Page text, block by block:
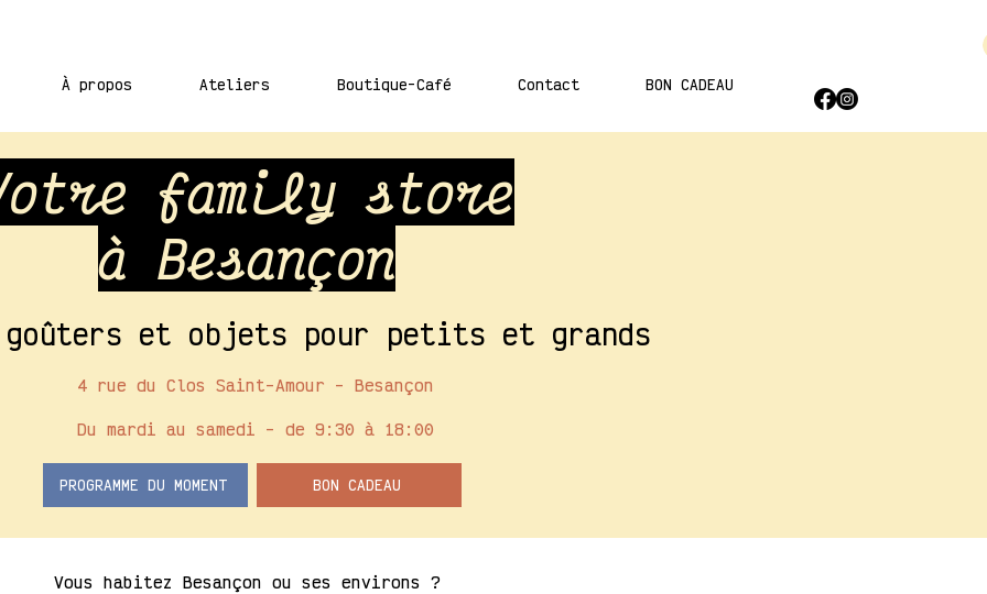
À propos Ateliers Boutique-Café Contact BON CADEAU
family store
à Besançon
et objets pour petits et grands
4 rue du Clos Saint-Amour - Besançon
Du mardi au samedi - de 9:30 à 18:00
PROGRAMME DU MOMENT BON CADEAU
Vous habitez Besançon ou ses environs ?